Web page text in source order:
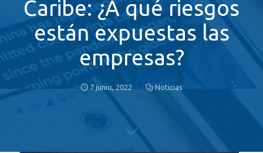
Caribe: ¿A qué riesgos
están expuestas las
empresas?
7 junio, 2022 Noticias